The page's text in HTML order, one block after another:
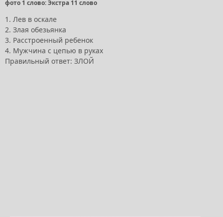
фото 1 слово: Экстра 11 слово
1. Лев в оскале
2. Злая обезьянка
3. Расстроенный ребенок
4. Мужчина с цепью в руках
Правильный ответ: ЗЛОЙ